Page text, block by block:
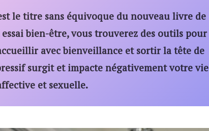
le titre sans équivoque du nouveau livre de
bien-être, vous trouverez des outils pour
avec bienveillance et sortir la tête de
surgit et impacte négativement votre vie
et sexuelle.